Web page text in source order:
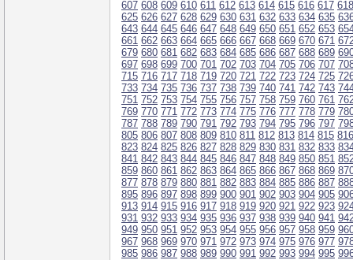
607 608 609 610 611 612 613 614 615 616 617 618
625 626 627 628 629 630 631 632 633 634 635
643 644 645 646 647 648 649 650 651 652 653
661 662 663 664 665 666 667 668 669 670 671
679 680 681 682 683 684 685 686 687 688 689
697 698 699 700 701 702 703 704 705 706 707
715 716 717 718 719 720 721 722 723 724 725
733 734 735 736 737 738 739 740 741 742 743
751 752 753 754 755 756 757 758 759 760 761
769 770 771 772 773 774 775 776 777 778 779
787 788 789 790 791 792 793 794 795 796 797
805 806 807 808 809 810 811 812 813 814 815 816
823 824 825 826 827 828 829 830 831 832 833
841 842 843 844 845 846 847 848 849 850 851
859 860 861 862 863 864 865 866 867 868 869
877 878 879 880 881 882 883 884 885 886 887
895 896 897 898 899 900 901 902 903 904 905
913 914 915 916 917 918 919 920 921 922 923
931 932 933 934 935 936 937 938 939 940 941
949 950 951 952 953 954 955 956 957 958 959
967 968 969 970 971 972 973 974 975 976 977
985 986 987 988 989 990 991 992 993 994 995